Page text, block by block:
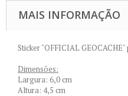
MAIS INFORMAÇÃO
Sticker "OFFICIAL
Dimensões:
Largura: 6,0 cm
Altura: 4,5 cm